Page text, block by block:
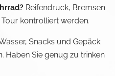
Reifendruck, Bremsen
kontrolliert werden.
Snacks und Gepäck
Haben Sie genug zu trinken